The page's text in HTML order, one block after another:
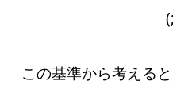
この基準から考える